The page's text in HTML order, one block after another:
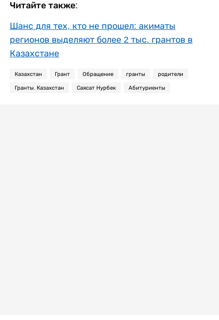
Читайте также:
Шанс для тех, кто не прошел: акиматы
регионов выделяют более 2 тыс. грантов в
Казахстане
Казахстан Грант Обращение гранты родители
Гранты. Казахстан Саясат Нурбек Абитуриенты